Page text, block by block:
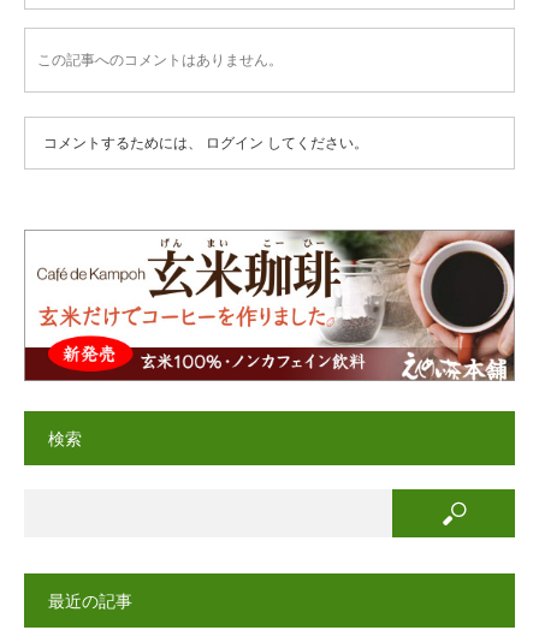
この記事へのコメントはありません。
コメントするためには、 ログイン してください。
検索
最近の記事